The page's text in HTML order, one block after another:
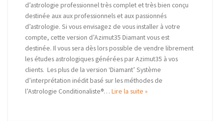
d’astrologie professionnel très complet et très bien conçu
destinée aux aux professionnels et aux passionnés
d’astrologie. Si vous envisagez de vous installer à votre
compte, cette version d’Azimut35 Diamant vous est
destinée. Il vous sera dès lors possible de vendre librement
les études astrologiques générées par Azimut35 à vos
clients. Les plus de la version ‘Diamant’ Système
d’interprétation inédit basé sur les méthodes de
l’Astrologie Conditionaliste®… Lire la suite »